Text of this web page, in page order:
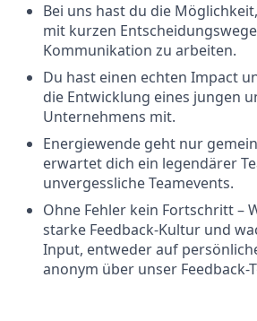
Bei uns hast du die
mit kurzen
Kommunikation zu arbeiten.
Du hast einen echten Impact
die Entwicklung eines jungen
Unternehmens mit.
Energiewende geht nur
erwartet dich ein legendärer
unvergessliche Teamevents.
Ohne Fehler kein Fortschritt –
starke Feedback-Kultur und
Input, entweder auf
anonym über unser Feedback-